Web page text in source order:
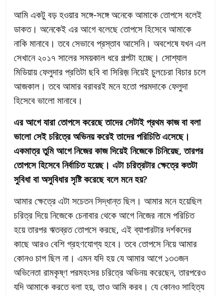
আমি একটু বড় হওয়ার সঙ্গে-সঙ্গে অনেকে আমাকে তোপসে বলেই
ডাকত। অনেকেই এর আগে বলেছে তোপসে হিসেবে আমাকে
নাকি মানাবে। তবে সেভাবে প্রস্তাব আসেনি। অবশেষে যখন এল
সেখানে ২০১৭ সালের সময়কাল ধরে গল্পটা হচ্ছে। সোশ্যাল
মিডিয়ায় ফেলুদার প্রতিটা ছবি বা সিরিজ় নিয়েই চুলচেরা বিচার চলে
আজকাল। তবে আমার বরাবরই মনে হতো পরমদাকে ফেলুদা
হিসেবে ভালো মানাবে।
এর আগে যারা তোপসে করেছে তাদের সেটাই প্রথম কাজ বা বলা
ভালো সেই চরিত্রে অভিনয় করেই তাদের পরিচিতি এসেছে।
একমাত্র তুমি আগে নিজের কাজ দিয়েই নিজেকে চিনিয়েছ, তারপর
তোপসে হিসেবে নির্বাচিত হয়েছ। এটা চরিত্রটার ক্ষেত্রে কতটা
সুবিধা বা অসুবিধার সৃষ্টি করেছে বলে মনে হয়?
আমার ক্ষেত্রে এটা সচেতন সিদ্ধান্ত ছিল। আমার মনে হয়েছিল
চরিত্র দিয়ে নিজেকে চেনাবার থেকে আগে নিজের নামে পরিচিত
হয়ে তারপর ঋতব্রত তোপসে করছে, এই ব্যাপারটার দর্শকদের
কাছে আরও বেশি গ্রহণযোগ্য হবে। তবে তোপসে নিয়ে আমার
কোনও চাপ ছিল না। এমন যদি হয় যে আমার আগে ১৩৩জন
অভিনেতা রামকৃষ্ণ পরমহংসর চরিত্রে অভিনয় করেছেন, তারপরেও
যদি আমাকে করতে বলা হয়, তাও আমি করব। যে কোনও সাহিত্য